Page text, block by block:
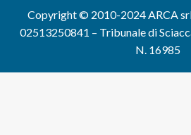
Copyright © 2010-2024 ARCA srl
02513250841 – Tribunale di
N. 16985